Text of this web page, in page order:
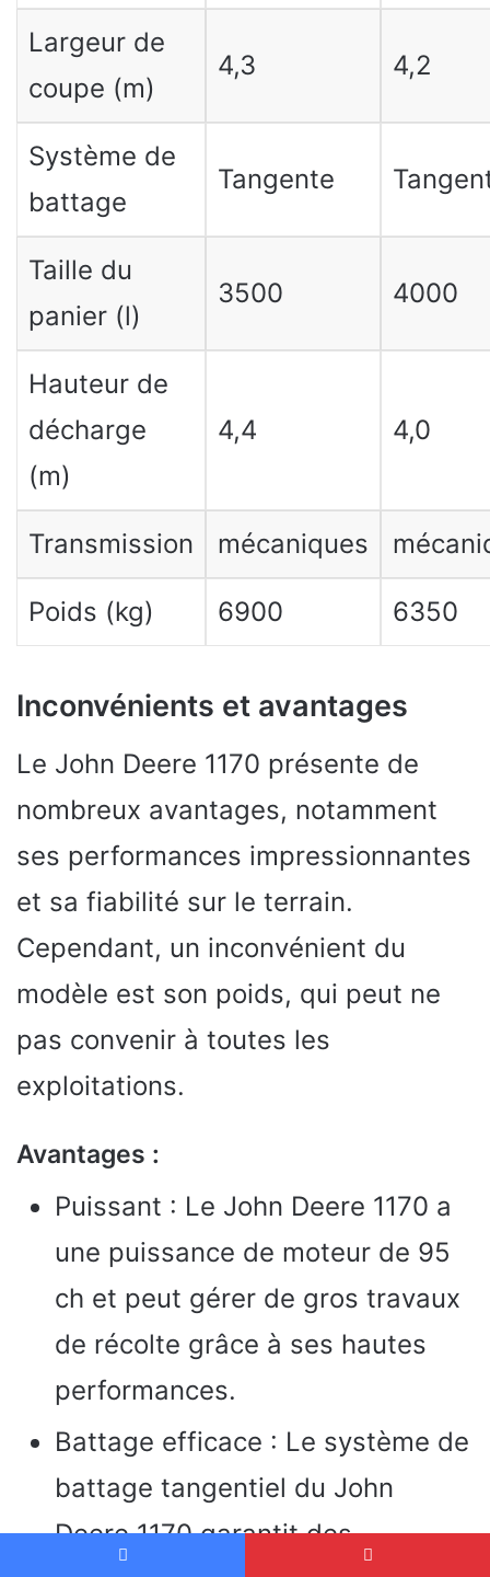
Largeur de
coupe (m)
4,3 4,2
Système de
battage
Tangente
Taille du
panier (l)
3500 4000
Hauteur de
décharge
(m)
4,4 4,0
Transmission mécaniques
Poids (kg) 6900 6350
Inconvénients et avantages
Le John Deere 1170 présente de
nombreux avantages, notamment
ses performances impressionnantes
et sa fiabilité sur le terrain.
Cependant, un inconvénient du
modèle est son poids, qui peut ne
pas convenir à toutes les
exploitations.
Avantages :
Puissant : Le John Deere 1170 a
une puissance de moteur de 95
ch et peut gérer de gros travaux
de récolte grâce à ses hautes
performances.
Battage efficace : Le système de
battage tangentiel du John
Deere 1170 garantit des